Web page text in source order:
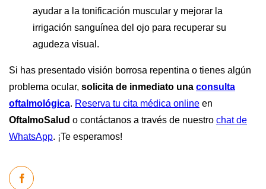
ayudar a la tonificación muscular y mejorar la
irrigación sanguínea del ojo para recuperar su
agudeza visual.
Si has presentado visión borrosa repentina o tienes algún
problema ocular, solicita de inmediato una consulta
oftalmológica. Reserva tu cita médica online en
OftalmoSalud o contáctanos a través de nuestro chat de
WhatsApp. ¡Te esperamos!